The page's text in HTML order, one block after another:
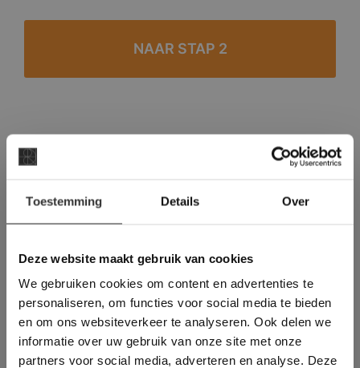
Toestemming Details Over
Deze website maakt gebruik van cookies
We gebruiken cookies om content en advertenties te
personaliseren, om functies voor social media te bieden
en om ons websiteverkeer te analyseren. Ook delen we
informatie over uw gebruik van onze site met onze
partners voor social media, adverteren en analyse. Deze
#1 in de categorie vloeren op Trustpilot
Binnen 24 uur een passende offerte
Meer dan 500 m2 showroom
Deze website maakt
gebruik van cookies.
This Cookie Banner was deleted and is no
longer working. Please contact the website
administrator.
Deze website gebruikt cookies om de
gebruikerservaring te verbeteren. Door
gebruik te maken van onze website geeft u
toestemming voor alle cookies in
overeenstemming met ons cookiebeleid.Lees